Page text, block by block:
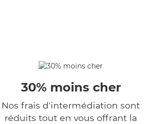
30% moins cher
Nos frais d'intermédiation sont
réduits tout en vous offrant la